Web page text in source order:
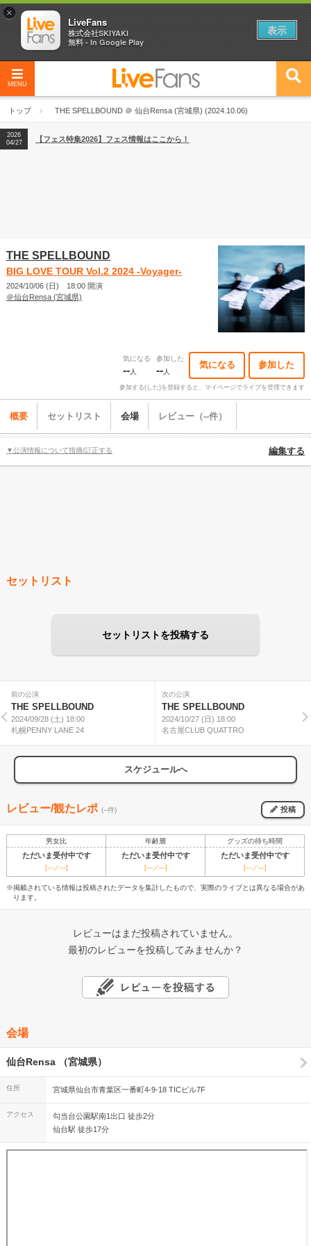
MENU
トップ THE SPELLBOUND ＠ 仙台Rensa (宮城県) (2024.10.06)
2026
04/27
2026
【ライブ動員ランキング】2026年上半期編発表！
2026
04/27
【フェス特集2026】フェス情報はここから！
THE SPELLBOUND
BIG LOVE TOUR Vol.2 2024 -Voyager-
2024/10/06 (日) 18:00 開演
＠仙台Rensa (宮城県)
気になる
--人
参加した
--人
気になる 参加した
参加する(した)を登録すると、マイページでライブを管理できます
概要 セットリスト 会場 レビュー（--件）
▼公演情報について指摘/訂正する 編集する
セットリスト
セットリストを投稿する
前の公演
THE SPELLBOUND
2024/09/28 (土) 18:00
札幌PENNY LANE 24
次の公演
THE SPELLBOUND
2024/10/27 (日) 18:00
名古屋CLUB QUATTRO
スケジュールへ
レビュー/観たレポ (--件) 投稿
男女比 年齢層 グッズの待ち時間
ただいま受付中です ただいま受付中です ただいま受付中です
[---／---] [---／---] [---／---]
※掲載されている情報は投稿されたデータを集計したもので、実際のライブとは異なる場合があ
ります。
レビューはまだ投稿されていません。
最初のレビューを投稿してみませんか？
会場
仙台Rensa （宮城県）
住所 宮城県仙台市青葉区一番町4-9-18 TICビル7F
アクセス
勾当台公園駅南1出口 徒歩2分
仙台駅 徒歩17分
×
LiveFans
株式会社SKIYAKI
無料 - In Google Play
表示